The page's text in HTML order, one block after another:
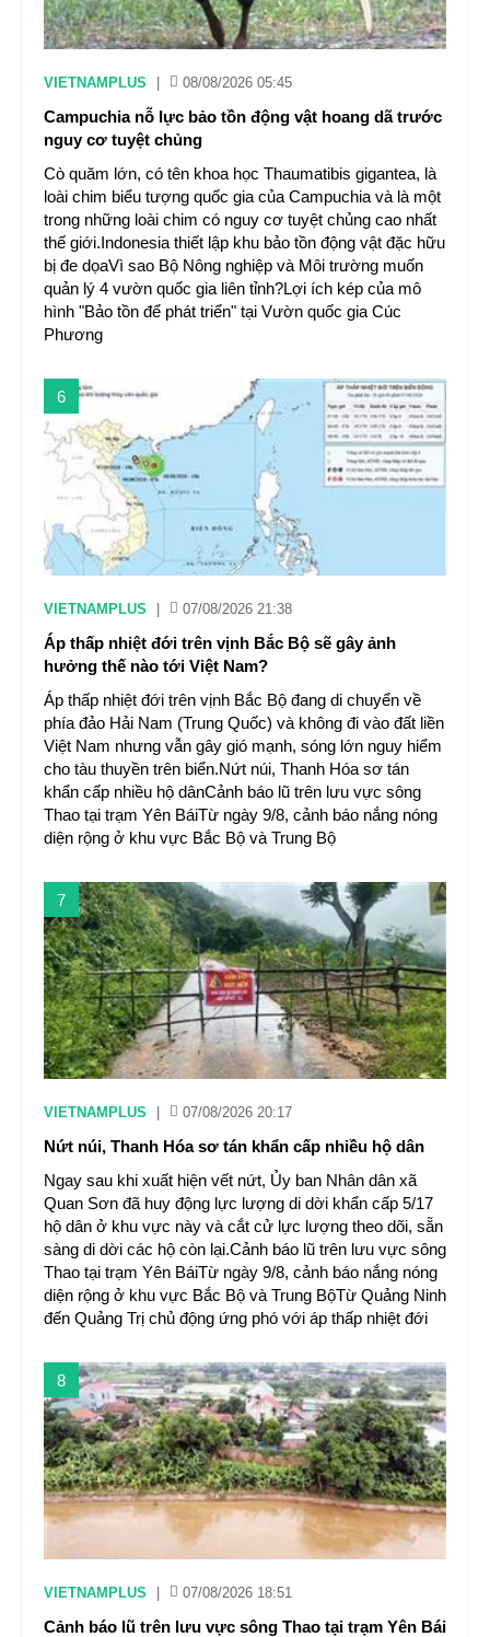
VIETNAMPLUS 08/08/2026 05:45
Campuchia nỗ lực bảo tồn động vật hoang dã trước
nguy cơ tuyệt chủng
Cò quăm lớn, có tên khoa học Thaumatibis gigantea, là
loài chim biểu tượng quốc gia của Campuchia và là một
trong những loài chim có nguy cơ tuyệt chủng cao nhất
thế giới.Indonesia thiết lập khu bảo tồn động vật đặc hữu
bị đe dọaVì sao Bộ Nông nghiệp và Môi trường muốn
quản lý 4 vườn quốc gia liên tỉnh?Lợi ích kép của mô
hình "Bảo tồn để phát triển" tại Vườn quốc gia Cúc
Phương
6
VIETNAMPLUS 07/08/2026 21:38
Áp thấp nhiệt đới trên vịnh Bắc Bộ sẽ gây ảnh
hưởng thế nào tới Việt Nam?
Áp thấp nhiệt đới trên vịnh Bắc Bộ đang di chuyển về
phía đảo Hải Nam (Trung Quốc) và không đi vào đất liền
Việt Nam nhưng vẫn gây gió mạnh, sóng lớn nguy hiểm
cho tàu thuyền trên biển.Nứt núi, Thanh Hóa sơ tán
khẩn cấp nhiều hộ dânCảnh báo lũ trên lưu vực sông
Thao tại trạm Yên BáiTừ ngày 9/8, cảnh báo nắng nóng
diện rộng ở khu vực Bắc Bộ và Trung Bộ
7
VIETNAMPLUS 07/08/2026 20:17
Nứt núi, Thanh Hóa sơ tán khẩn cấp nhiều hộ dân
Ngay sau khi xuất hiện vết nứt, Ủy ban Nhân dân xã
Quan Sơn đã huy động lực lượng di dời khẩn cấp 5/17
hộ dân ở khu vực này và cắt cử lực lượng theo dõi, sẵn
sàng di dời các hộ còn lại.Cảnh báo lũ trên lưu vực sông
Thao tại trạm Yên BáiTừ ngày 9/8, cảnh báo nắng nóng
diện rộng ở khu vực Bắc Bộ và Trung BộTừ Quảng Ninh
đến Quảng Trị chủ động ứng phó với áp thấp nhiệt đới
8
VIETNAMPLUS 07/08/2026 18:51
Cảnh báo lũ trên lưu vực sông Thao tại trạm Yên Bái